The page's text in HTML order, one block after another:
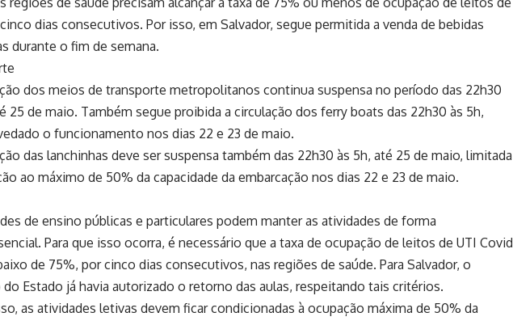
dias consecutivos. Por isso, em Salvador, segue permitida a venda de bebidas
durante o fim de semana.
dos meios de transporte metropolitanos continua suspensa no período das 22h30
25 de maio. Também segue proibida a circulação dos ferry boats das 22h30 às 5h,
o funcionamento nos dias 22 e 23 de maio.
das lanchinhas deve ser suspensa também das 22h30 às 5h, até 25 de maio, limitada
ao máximo de 50% da capacidade da embarcação nos dias 22 e 23 de maio.
de ensino públicas e particulares podem manter as atividades de forma
Para que isso ocorra, é necessário que a taxa de ocupação de leitos de UTI Covid
de 75%, por cinco dias consecutivos, nas regiões de saúde. Para Salvador, o
do Estado já havia autorizado o retorno das aulas, respeitando tais critérios.
as atividades letivas devem ficar condicionadas à ocupação máxima de 50% da